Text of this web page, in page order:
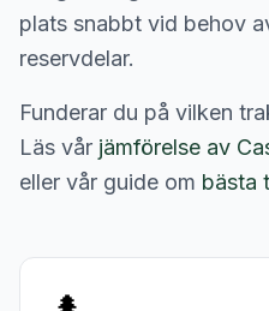
plats snabbt vid behov
reservdelar.
Funderar du på vilken
Läs vår jämförelse av
eller vår guide om bästa